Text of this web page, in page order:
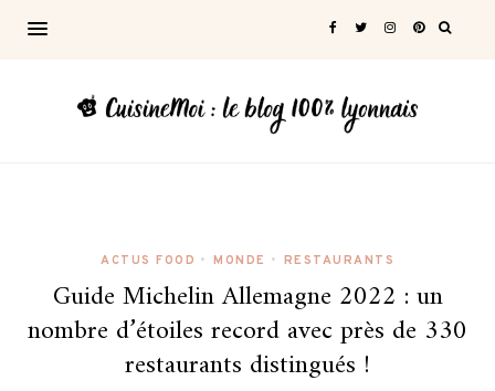
ACTUS FOOD • MONDE • RESTAURANTS
Guide Michelin Allemagne 2022 : un
nombre d’étoiles record avec près de 330
restaurants distingués !